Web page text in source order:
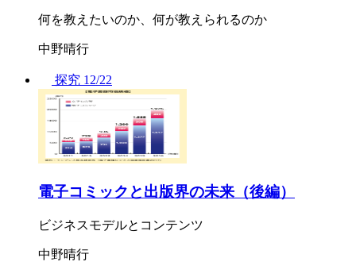
何を教えたいのか、何が教えられるのか
中野晴行
探究 12/22
電子コミックと出版界の未来（後編）
ビジネスモデルとコンテンツ
中野晴行